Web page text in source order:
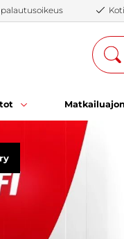
palautusoikeus